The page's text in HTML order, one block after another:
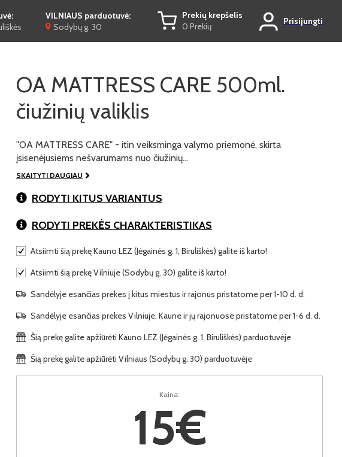
VILNIAUS parduotuvė:
Sodybų g. 30
Prekių krepšelis
0 Prekių
Prisijungti
OA MATTRESS CARE 500ml.
čiužinių valiklis
"OA MATTRESS CARE" - itin veiksminga valymo priemonė, skirta
įsisenėjusiems nešvarumams nuo čiužinių…
SKAITYTI DAUGIAU
RODYTI KITUS VARIANTUS
RODYTI PREKĖS CHARAKTERISTIKAS
Atsiimti šią prekę Kauno LEZ (Jėgainės g. 1, Biruliškės) galite iš karto!
Atsiimti šią prekę Vilniuje (Sodybų g. 30) galite iš karto!
Sandėlyje esančias prekes į kitus miestus ir rajonus pristatome per 1-10 d. d.
Sandėlyje esančias prekes Vilniuje, Kaune ir jų rajonuose pristatome per 1-6 d. d.
Šią prekę galite apžiūrėti Kauno LEZ (Jėgainės g. 1, Biruliškės) parduotuvėje
Šią prekę galite apžiūrėti Vilniaus (Sodybų g. 30) parduotuvėje
Kaina:
15€